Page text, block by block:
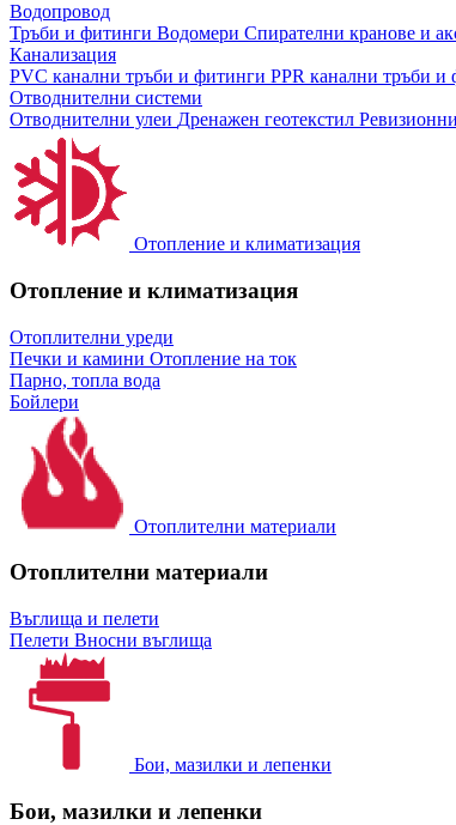
Водопровод
Тръби и фитинги Водомери Спирателни кранове и
Канализация
PVC канални тръби и фитинги PPR канални тръби и
Отводнителни системи
Отводнителни улеи Дренажен геотекстил
Отопление и климатизация
Отопление и климатизация
Отоплителни уреди
Печки и камини Отопление на ток
Парно, топла вода
Бойлери
Отоплителни материали
Отоплителни материали
Въглища и пелети
Пелети Вносни въглища
Бои, мазилки и лепенки
Бои, мазилки и лепенки